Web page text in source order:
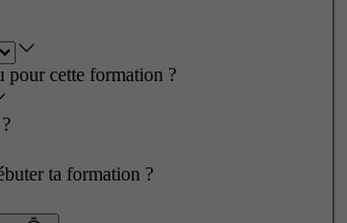
pour cette formation ?
ta formation ?